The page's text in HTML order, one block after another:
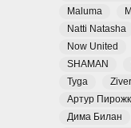
Maluma
Natti Natasha
Now United
SHAMAN
Tyga
Артур
Дима Билан